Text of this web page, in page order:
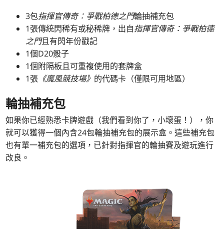
3包指揮官傳奇：爭戰柏德之門輪抽補充包
1張傳統閃稀有或秘稀牌，出自指揮官傳奇：爭戰柏德
之門且有閃年份戳記
1個D20骰子
1個附隔板且可重複使用的套牌盒
1張 《魔風競技場》 的代碼卡（僅限可用地區）
輪抽補充包
如果你已經熟悉卡牌遊戲（我們看到你了，小壞蛋！），你
就可以獲得一個內含24包輪抽補充包的展示盒。這些補充包
也有單一補充包的選項，已針對指揮官的輪抽賽及遊玩進行
改良。